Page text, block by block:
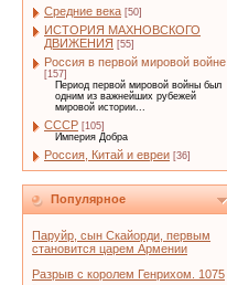
Средние века [50]
ИСТОРИЯ МАХНОВСКОГО
ДВИЖЕНИЯ [55]
Россия в первой мировой войне
[157]
Период первой мировой войны был
одним из важнейших рубежей
мировой истории...
СССР [105]
Империя Добра
Россия, Китай и евреи [36]
Популярное
Паруйр, сын Скайорди, первым
становится царем Армении
Разрыв с королем Генрихом. 1075